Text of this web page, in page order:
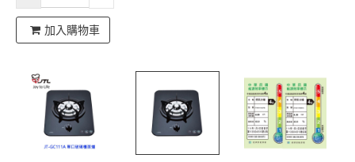
加入購物車